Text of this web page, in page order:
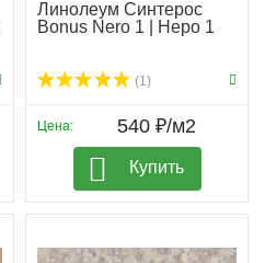
Линолеум Синтерос
Bonus Nero 1 | Неро 1
(1)
Цена: 540 ₽/м2
Купить